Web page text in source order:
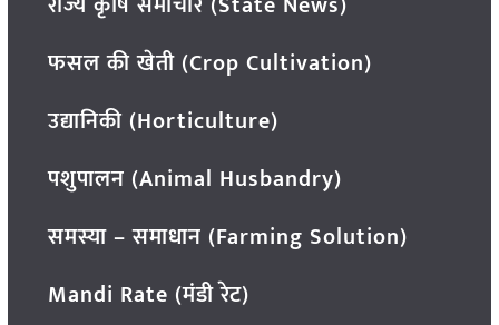
फसल की खेती (Crop Cultivation)
उद्यानिकी (Horticulture)
पशुपालन (Animal Husbandry)
समस्या – समाधान (Farming Solution)
Mandi Rate (मंडी रेट)